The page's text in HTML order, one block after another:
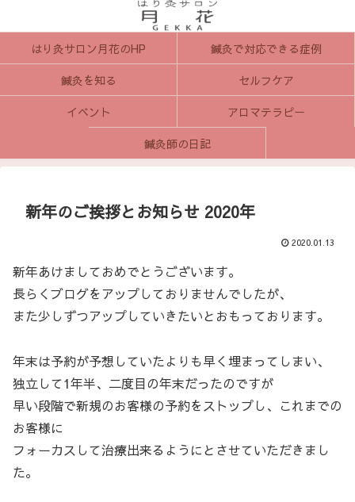
はり灸サロン月花のHP
鍼灸で対応できる症例
鍼灸を知る
セルフケア
イベント
アロマテラピー
鍼灸師の日記
新年のご挨拶とお知らせ 2020年
2020.01.13
新年あけましておめでとうございます。
長らくブログをアップしておりませんでしたが、
また少しずつアップしていきたいとおもっております。
年末は予約が予想していたよりも早く埋まってしまい、
独立して1年半、二度目の年末だったのですが
早い段階で新規のお客様の予約をストップし、これまでの
お客様に
フォーカスして治療出来るようにとさせていただきまし
た。